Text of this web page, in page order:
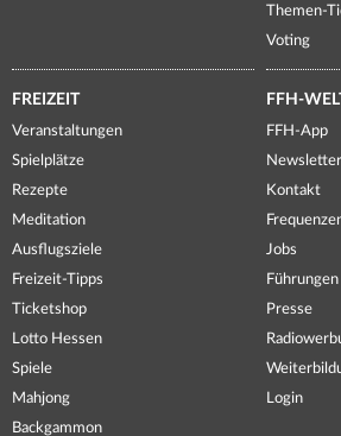
Themen-
Voting
FREIZEIT
Veranstaltungen
Spielplätze
Rezepte
Meditation
Ausflugsziele
Freizeit-Tipps
Ticketshop
Lotto Hessen
Spiele
Mahjong
Backgammon
FFH-
FFH-App
Newsletter
Kontakt
Jobs
Führungen
Presse
Login